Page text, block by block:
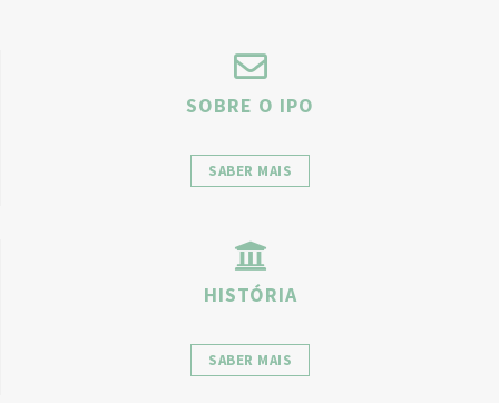
SOBRE O IPO
SABER MAIS
HISTÓRIA
SABER MAIS